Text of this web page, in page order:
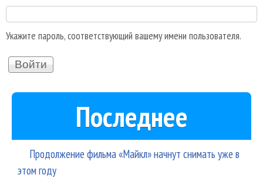
Укажите пароль, соответствующий вашему имени пользователя.
Последнее
Продолжение фильма «Майкл» начнут снимать уже в
этом году